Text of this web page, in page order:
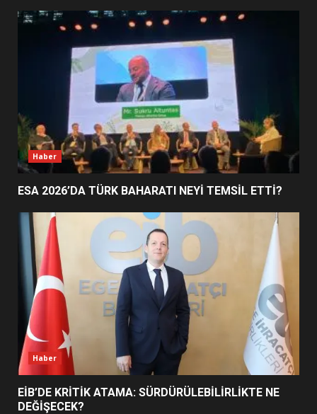
EİB’DE KRİTİK ATAMA:
SÜRDÜRÜLEBİLİRLİKTE NE
DEĞİŞECEK?
4
EDREMİT’İN GURURU TÜRKİYE
FİNALİNDE NE BAŞARDI?
5
UZATILDI: NE DEĞİŞTİ?
6
BURHANİYE SATRANÇ
TURNUVASI KAYITLARI NEYİ
DEĞİŞTİRİYOR?
BURHANİYE BELEDİYESPOR’DA
YENİ YÖNETİM NASIL
Haber
ESA 2026’DA TÜRK BAHARATI NEYİ TEMSİL ETTİ?
Haber
EİB’DE KRİTİK ATAMA: SÜRDÜRÜLEBİLİRLİKTE NE
DEĞİŞECEK?